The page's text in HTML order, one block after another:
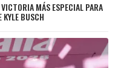
MÁS ESPECIAL PARA
BUSCH